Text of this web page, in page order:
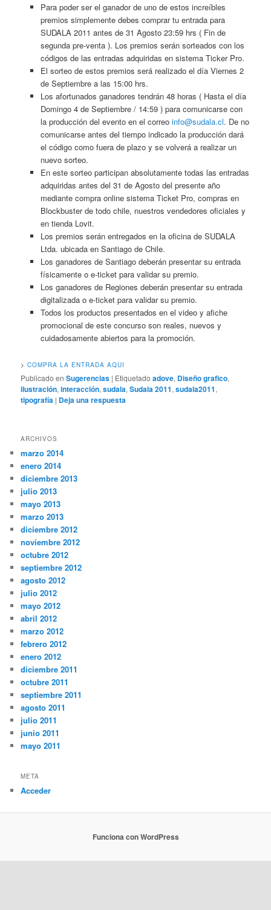
Para poder ser el ganador de uno de estos increíbles
premios simplemente debes comprar tu entrada para
SUDALA 2011 antes de 31 Agosto 23:59 hrs ( Fin de
segunda pre-venta ). Los premios serán sorteados con los
códigos de las entradas adquiridas en sistema Ticker Pro.
El sorteo de estos premios será realizado el día Viernes 2
de Septiembre a las 15:00 hrs.
Los afortunados ganadores tendrán 48 horas ( Hasta el día
Domingo 4 de Septiembre / 14:59 ) para comunicarse con
la producción del evento en el correo info@sudala.cl. De no
comunicarse antes del tiempo indicado la producción dará
el código como fuera de plazo y se volverá a realizar un
nuevo sorteo.
En este sorteo participan absolutamente todas las entradas
adquiridas antes del 31 de Agosto del presente año
mediante compra online sistema Ticket Pro, compras en
Blockbuster de todo chile, nuestros vendedores oficiales y
en tienda Lovit.
Los premios serán entregados en la oficina de SUDALA
Ltda. ubicada en Santiago de Chile.
Los ganadores de Santiago deberán presentar su entrada
físicamente o e-ticket para validar su premio.
Los ganadores de Regiones deberán presentar su entrada
digitalizada o e-ticket para validar su premio.
Todos los productos presentados en el video y afiche
promocional de este concurso son reales, nuevos y
cuidadosamente abiertos para la promoción.
>COMPRA LA ENTRADA AQUI
Publicado en Sugerencias | Etiquetado adove, Diseño grafico,
ilustración,interacción,sudala,Sudala 2011,sudala2011,
tipografía | Deja una respuesta
ARCHIVOS
marzo 2014
enero 2014
diciembre 2013
julio 2013
mayo 2013
marzo 2013
diciembre 2012
noviembre 2012
octubre 2012
septiembre 2012
agosto 2012
julio 2012
mayo 2012
abril 2012
marzo 2012
febrero 2012
enero 2012
diciembre 2011
octubre 2011
septiembre 2011
agosto 2011
julio 2011
junio 2011
mayo 2011
META
Acceder
Funciona con WordPress